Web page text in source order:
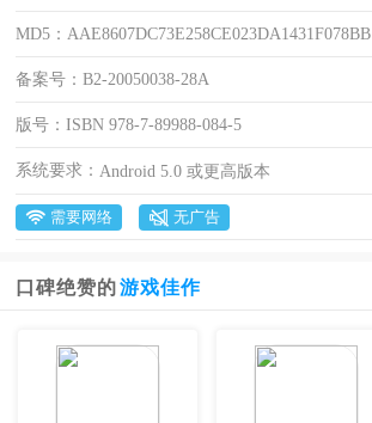
MD5：AAE8607DC73E258CE023DA1431F078BB
备案号：B2-20050038-28A
版号：ISBN 978-7-89988-084-5
系统要求： Android 5.0 或更高版本
需要网络 无广告
口碑绝赞的 游戏佳作